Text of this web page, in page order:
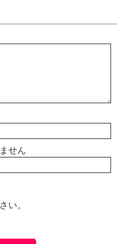
せん
い。